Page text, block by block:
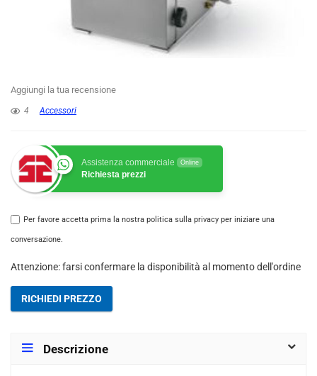
Aggiungi la tua recensione
4 Accessori
Assistenza commerciale Online
Richiesta prezzi
Per favore accetta prima la nostra politica sulla privacy per iniziare una
conversazione.
Attenzione: farsi confermare la disponibilità al momento dell'ordine
RICHIEDI PREZZO
Descrizione